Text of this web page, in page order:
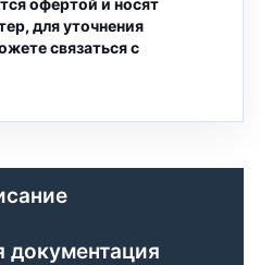
офертой и носят
для уточнения
связаться с
документация